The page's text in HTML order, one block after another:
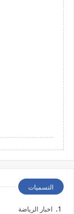
التسميات
اخبار الرياضة